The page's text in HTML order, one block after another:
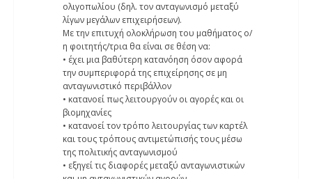
ολιγοπωλίου (δηλ. τον ανταγωνισμό μεταξύ
λίγων μεγάλων επιχειρήσεων).
Με την επιτυχή ολοκλήρωση του μαθήματος ο/
η φοιτητής/τρια θα είναι σε θέση να:
• έχει μια βαθύτερη κατανόηση όσον αφορά
την συμπεριφορά της επιχείρησης σε μη
ανταγωνιστικό περιβάλλον
• κατανοεί πως λειτουργούν οι αγορές και οι
βιομηχανίες
• κατανοεί τον τρόπο λειτουργίας των καρτέλ
και τους τρόπους αντιμετώπισής τους μέσω
της πολιτικής ανταγωνισμού
• εξηγεί τις διαφορές μεταξύ ανταγωνιστικών